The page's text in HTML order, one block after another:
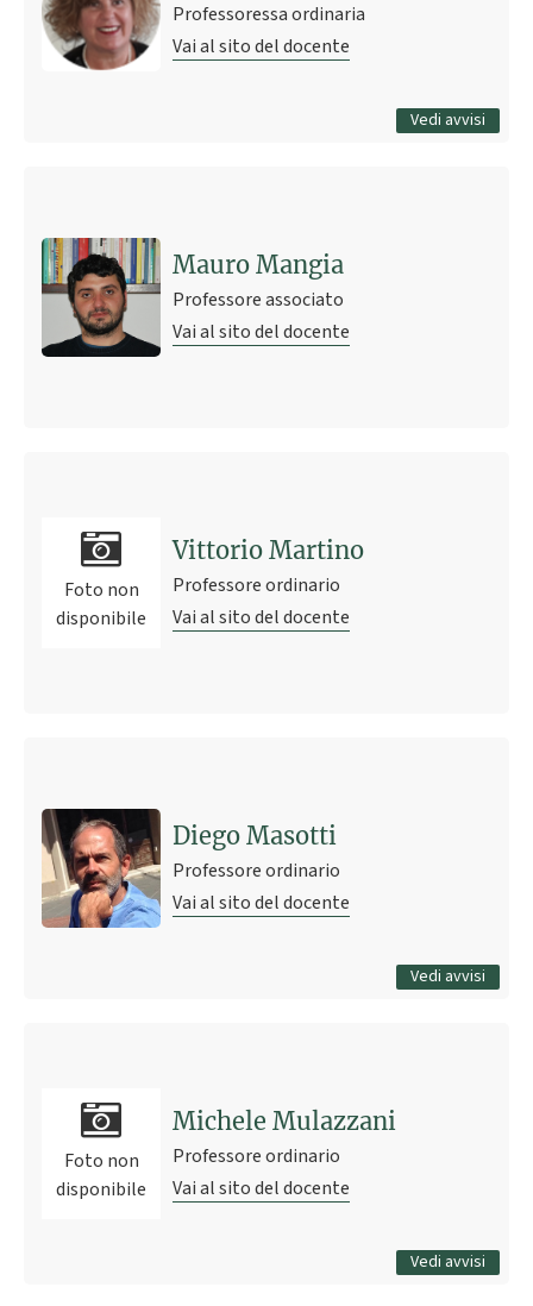
Professoressa ordinaria
Vai al sito del docente
Vedi avvisi
Tutti gli avvisi
Mauro Mangia
Professore associato
Vai al sito del docente
Foto non
disponibile
Vittorio Martino
Professore ordinario
Vai al sito del docente
Diego Masotti
Professore ordinario
Vai al sito del docente
Vedi avvisi
21 settembre 2016 12:07
Tutti gli avvisi
Foto non
disponibile
Michele Mulazzani
Professore ordinario
Vai al sito del docente
Vedi avvisi
15 settembre 2025 06:43
Tutti gli avvisi